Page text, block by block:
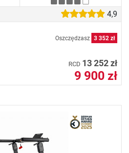
4,9
Oszczędzasz 3 352 zł
RCD 13 252 zł
9 900 zł